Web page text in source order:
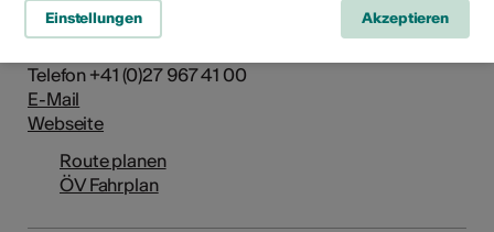
Kirchplatz 11
Telefon +41 (0)27 967 41 00
E-Mail
Webseite
Route planen
ÖV Fahrplan
Einstellungen Akzeptieren